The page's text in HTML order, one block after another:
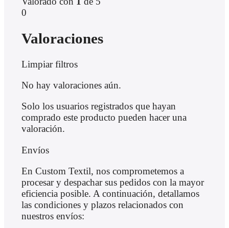
0
Valoraciones
Limpiar filtros
No hay valoraciones aún.
Solo los usuarios registrados que hayan
comprado este producto pueden hacer una
valoración.
Envíos
En Custom Textil, nos comprometemos a
procesar y despachar sus pedidos con la mayor
eficiencia posible. A continuación, detallamos
las condiciones y plazos relacionados con
nuestros envíos: